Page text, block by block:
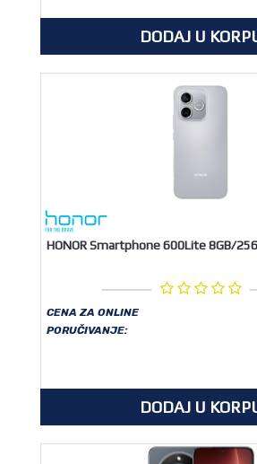
DODAJ U
HONOR Smartphone 600Lite 8GB/
CENA ZA ONLINE
PORUČIVANJE:
DODAJ U